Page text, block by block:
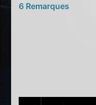
6 Remarques